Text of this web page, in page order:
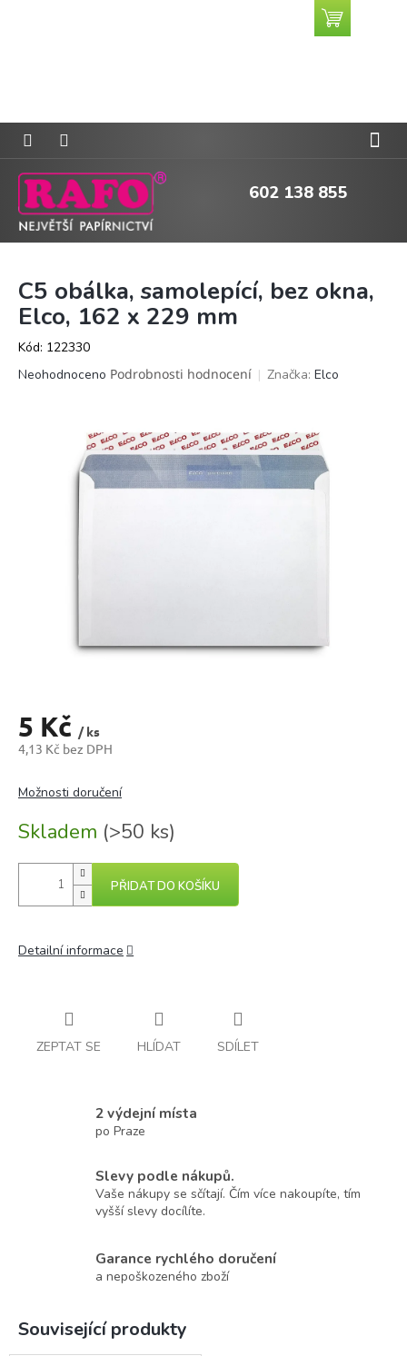
602 138 855
Nákupní
košík
C5 obálka, samolepící, bez okna,
Elco, 162 x 229 mm
Kód: 122330
Průměrné
Neohodnoceno Podrobnosti hodnocení Značka: Elco
5 Kč / ks
4,13 Kč bez DPH
cena:
Skladem (>50 ks)
Možnosti doručení
PŘIDAT DO KOŠÍKU
Detailní informace
ZEPTAT SE HLÍDAT SDÍLET
2 výdejní místa
po Praze
Slevy podle nákupů.
Vaše nákupy se sčítají. Čím více nakoupíte, tím
vyšší slevy docílíte.
Garance rychlého doručení
a nepoškozeného zboží
Související produkty